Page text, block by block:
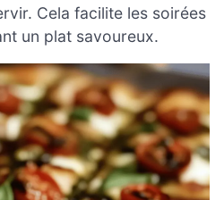
Cela facilite les soirées
un plat savoureux.